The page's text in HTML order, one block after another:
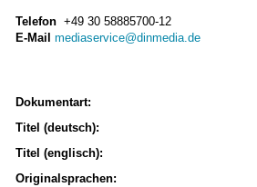
Telefon +49 30 58885700-12
E-Mail mediaservice@dinmedia.de
Dokumentart:
Titel (deutsch):
Titel (englisch):
Originalsprachen: